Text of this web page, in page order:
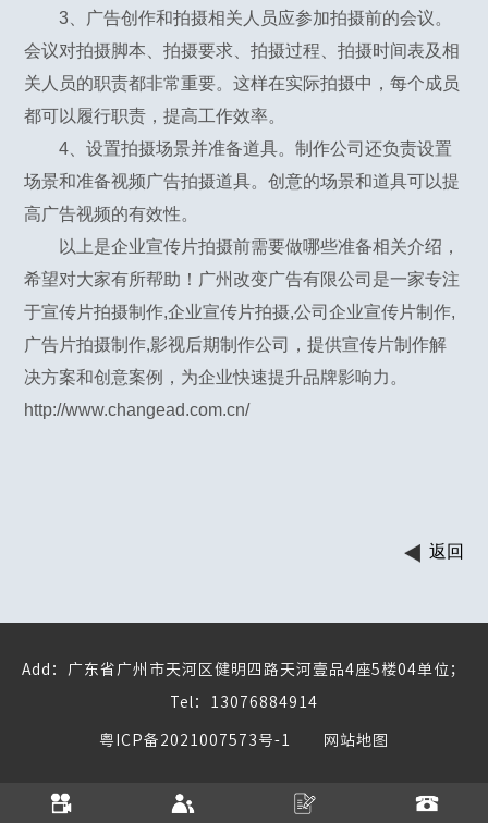
3、广告创作和拍摄相关人员应参加拍摄前的会议。
会议对拍摄脚本、拍摄要求、拍摄过程、拍摄时间表及相
关人员的职责都非常重要。这样在实际拍摄中，每个成员
都可以履行职责，提高工作效率。
4、设置拍摄场景并准备道具。制作公司还负责设置
场景和准备视频广告拍摄道具。创意的场景和道具可以提
高广告视频的有效性。
以上是企业宣传片拍摄前需要做哪些准备相关介绍，
希望对大家有所帮助！广州改变广告有限公司是一家专注
于宣传片拍摄制作,企业宣传片拍摄,公司企业宣传片制作,
广告片拍摄制作,影视后期制作公司，提供宣传片制作解
决方案和创意案例，为企业快速提升品牌影响力。
http://www.changead.com.cn/
返回
Add：广东省广州市天河区健明四路天河壹品4座5楼04单位；
Tel：13076884914
粤ICP备2021007573号-1 网站地图